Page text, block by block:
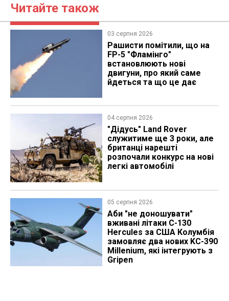
Читайте також
03 серпня 2026
Рашисти помітили, що на
FP-5 "Фламінго"
встановлюють нові
двигуни, про який саме
йдеться та що це дає
04 серпня 2026
"Дідусь" Land Rover
служитиме ще 3 роки, але
британці нарешті
розпочали конкурс на нові
легкі автомобілі
05 серпня 2026
Аби "не доношувати"
вживані літаки C-130
Hercules за США Колумбія
замовляє два нових KC-390
Millenium, які інтегрують з
Gripen